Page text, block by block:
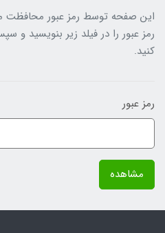
این صفحه توسط رمز عبور
رمز عبور را در فیلد زیر بنویسید و
کنید.
رمز عبور
مشاهده